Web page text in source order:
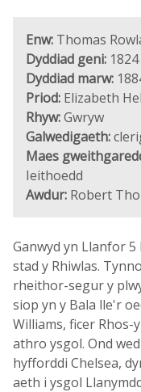
Enw: Thomas
Dyddiad geni: 1824
Dyddiad marw:
Priod: Elizabeth
Rhyw:Gwryw
Galwedigaeth:
Maes
Ieithoedd
Awdur: Robert
Ganwyd yn Llanfor
stad y Rhiwlas.
rheithor-segur y
siop yn y Bala lle'r
Williams, ficer Rhos-
athro ysgol. Ond
hyfforddi Chelsea,
aeth i ysgol